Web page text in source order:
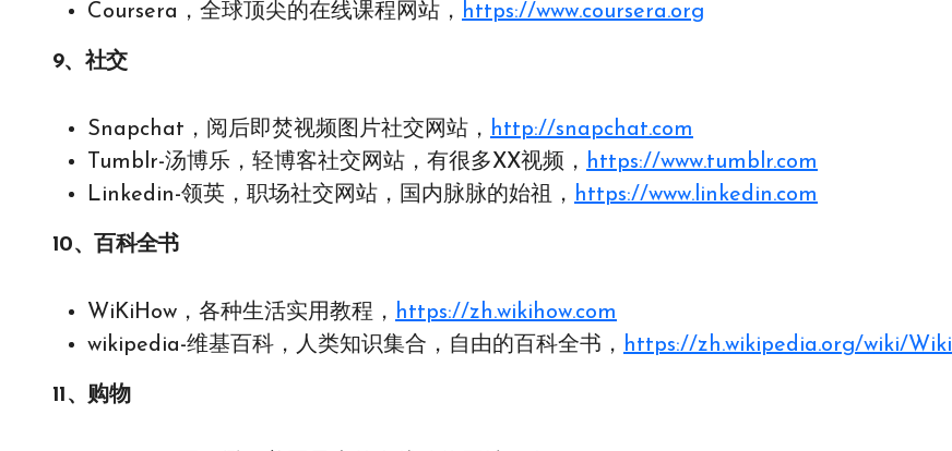
Coursera，全球顶尖的在线课程网站， https://www.coursera.org
9、社交
Snapchat，阅后即焚视频图片社交网站， http://snapchat.com
Tumblr-汤博乐，轻博客社交网站，有很多XX视频， https://www.tumblr.com
Linkedin-领英，职场社交网站，国内脉脉的始祖， https://www.linkedin.com
10、百科全书
WiKiHow，各种生活实用教程， https://zh.wikihow.com
wikipedia-维基百科，人类知识集合，自由的百科全书， https://zh.wikipedia.org/wiki/Wiki
11、购物